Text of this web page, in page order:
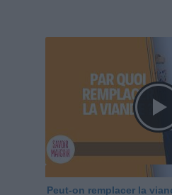
Peut-on remplacer la